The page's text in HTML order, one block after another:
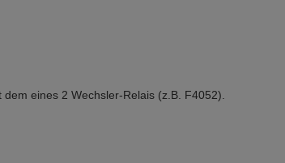
eines 2 Wechsler-Relais (z.B. F4052).